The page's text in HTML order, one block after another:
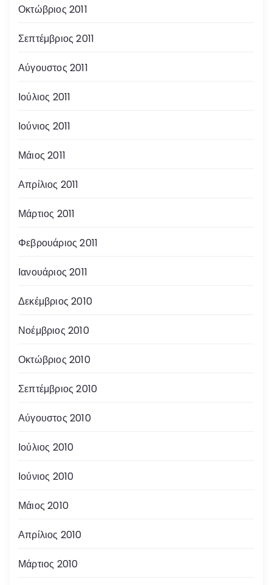
Οκτώβριος 2011
Σεπτέμβριος 2011
Αύγουστος 2011
Ιούλιος 2011
Ιούνιος 2011
Μάιος 2011
Απρίλιος 2011
Μάρτιος 2011
Φεβρουάριος 2011
Ιανουάριος 2011
Δεκέμβριος 2010
Νοέμβριος 2010
Οκτώβριος 2010
Σεπτέμβριος 2010
Αύγουστος 2010
Ιούλιος 2010
Ιούνιος 2010
Μάιος 2010
Απρίλιος 2010
Μάρτιος 2010